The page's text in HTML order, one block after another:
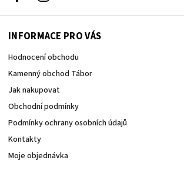
INFORMACE PRO VÁS
Hodnocení obchodu
Kamenný obchod Tábor
Jak nakupovat
Obchodní podmínky
Podmínky ochrany osobních údajů
Kontakty
Moje objednávka